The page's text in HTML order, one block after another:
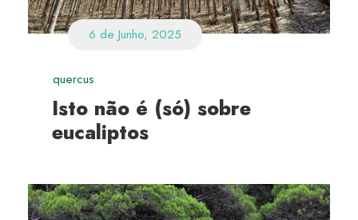
6 de Junho, 2025
quercus
Isto não é (só) sobre
eucaliptos